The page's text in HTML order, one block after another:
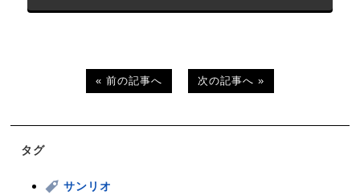
« 前の記事へ 次の記事へ »
タグ
サンリオ